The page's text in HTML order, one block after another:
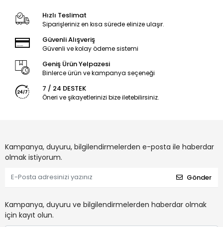
Hızlı Teslimat
Siparişleriniz en kısa sürede elinize ulaşır.
Güvenli Alışveriş
Güvenli ve kolay ödeme sistemi
Geniş Ürün Yelpazesi
Binlerce ürün ve kampanya seçeneği
7 / 24 DESTEK
Öneri ve şikayetlerinizi bize iletebilirsiniz.
Kampanya, duyuru, bilgilendirmelerden e-posta ile haberdar
olmak istiyorum.
Gönder
Kampanya, duyuru ve bilgilendirmelerden haberdar olmak
için kayıt olun.